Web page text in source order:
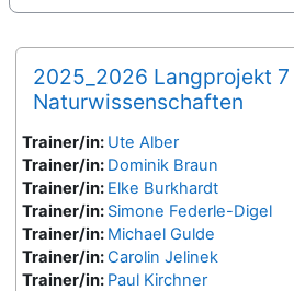
2025_2026 Langprojekt 7
Naturwissenschaften
Trainer/in: Ute Alber
Trainer/in: Dominik Braun
Trainer/in: Elke Burkhardt
Trainer/in: Simone Federle-Digel
Trainer/in: Michael Gulde
Trainer/in:Carolin Jelinek
Trainer/in: Paul Kirchner